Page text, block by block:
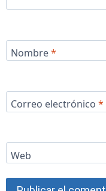
Nombre*
Correo electrónico *
Web